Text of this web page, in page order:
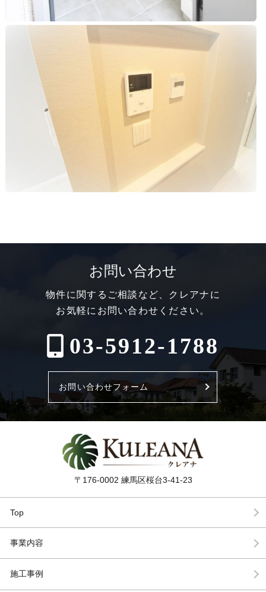
お問い合わせ
物件に関するご相談など、クレアナに
お気軽にお問い合わせください。
03-5912-1788
お問い合わせフォーム
〒176-0002 練馬区桜台3-41-23
Top
事業内容
施工事例